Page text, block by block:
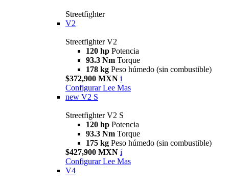
Streetfighter
V2
Streetfighter V2
120 hp Potencia
93.3 Nm Torque
178 kg Peso húmedo (sin combustible)
$372,900 MXN i
Configurar Lee Mas
new V2 S
Streetfighter V2 S
120 hp Potencia
93.3 Nm Torque
175 kg Peso húmedo (sin combustible)
$427,900 MXN i
Configurar Lee Mas
V4